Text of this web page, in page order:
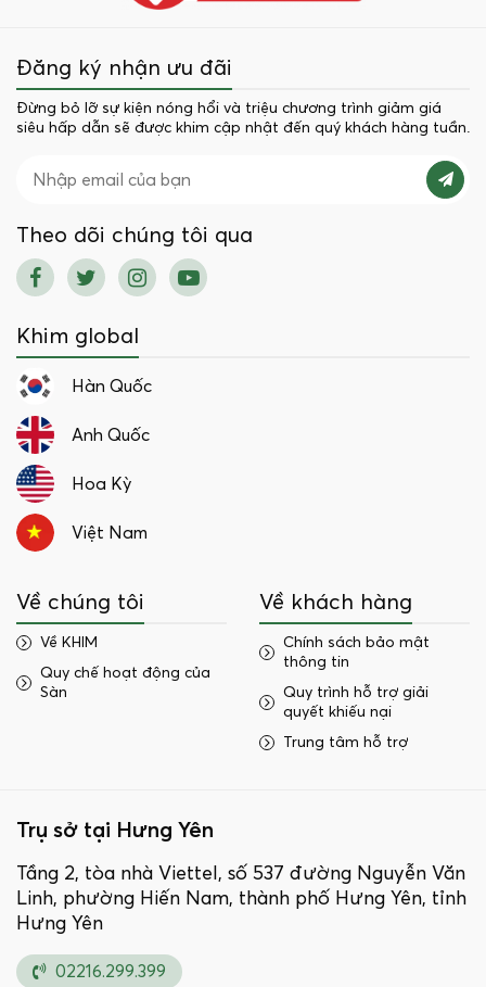
Đăng ký nhận ưu đãi
Đừng bỏ lỡ sự kiện nóng hổi và triệu chương trình giảm giá
siêu hấp dẫn sẽ được khim cập nhật đến quý khách hàng tuần.
Theo dõi chúng tôi qua
Khim global
Hàn Quốc
Anh Quốc
Hoa Kỳ
Việt Nam
Về chúng tôi
Về KHIM
Quy chế hoạt động của
Sàn
Về khách hàng
Chính sách bảo mật
thông tin
Quy trình hỗ trợ giải
quyết khiếu nại
Trung tâm hỗ trợ
Trụ sở tại Hưng Yên
Tầng 2, tòa nhà Viettel, số 537 đường Nguyễn Văn
Linh, phường Hiến Nam, thành phố Hưng Yên, tỉnh
Hưng Yên
02216.299.399